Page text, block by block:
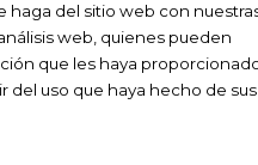
haga del sitio web con
web, quienes pueden
que les haya
del uso que haya hecho de sus